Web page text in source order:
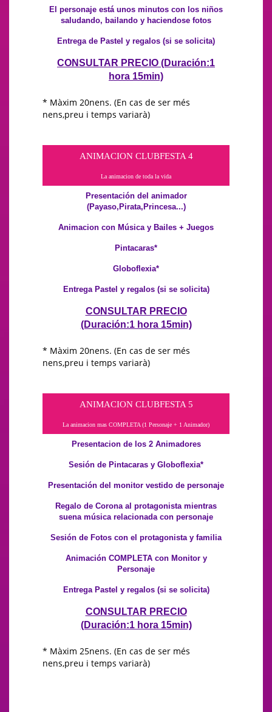
El personaje está unos minutos con los niños
saludando, bailando y haciendose fotos
Entrega de Pastel y regalos (si se solicita)
CONSULTAR PRECIO (Duración:1
hora 15min)
* Màxim 20nens. (En cas de ser més
nens,preu i temps variarà)
ANIMACION CLUBFESTA 4
La animacion de toda la vida
Presentación del animador
(Payaso,Pirata,Princesa...)
Animacion con Música y Bailes + Juegos
Pintacaras*
Globoflexia*
Entrega Pastel y regalos (si se solicita)
CONSULTAR PRECIO
(Duración:1 hora 15min)
* Màxim 20nens. (En cas de ser més
nens,preu i temps variarà)
ANIMACION CLUBFESTA 5
La animacion mas COMPLETA (1 Personaje + 1 Animador)
Presentacion de los 2 Animadores
Sesión de Pintacaras y Globoflexia*
Presentación del monitor vestido de personaje
Regalo de Corona al protagonista mientras
suena música relacionada con personaje
Sesión de Fotos con el protagonista y familia
Animación COMPLETA con Monitor y
Personaje
Entrega Pastel y regalos (si se solicita)
CONSULTAR PRECIO
(Duración:1 hora 15min)
* Màxim 25nens. (En cas de ser més
nens,preu i temps variarà)